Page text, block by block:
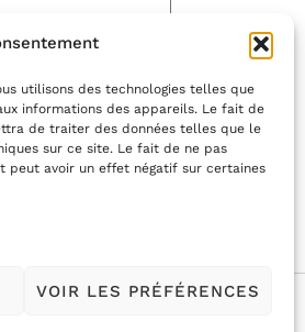
utilisons des technologies telles que
informations des appareils. Le fait de
de traiter des données telles que le
sur ce site. Le fait de ne pas
peut avoir un effet négatif sur certaines
VOIR LES PRÉFÉRENCES